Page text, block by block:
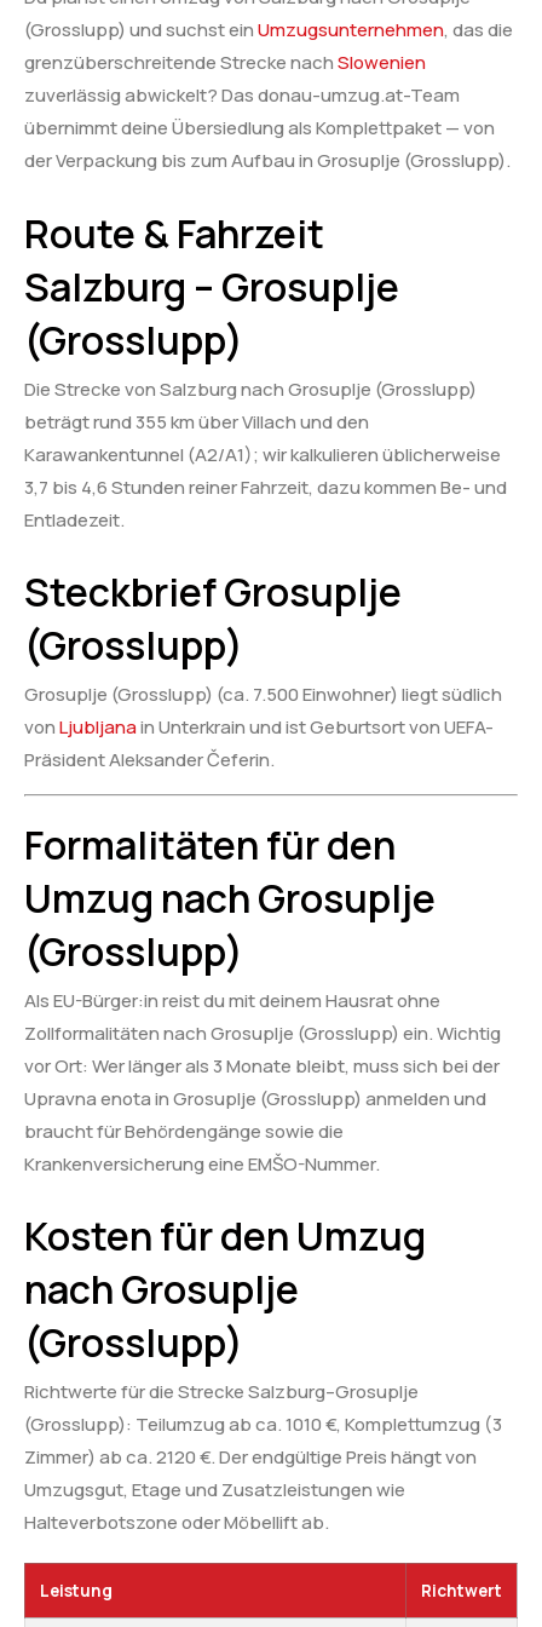
(Grosslupp) und suchst einUmzugsunternehmen, das die
grenzüberschreitende Strecke nachSlowenien
zuverlässig abwickelt? Das donau-umzug.at-Team
übernimmt deine Übersiedlung als Komplettpaket — von
der Verpackung bis zum Aufbau in Grosuplje (Grosslupp).
Route & Fahrzeit
Salzburg – Grosuplje
(Grosslupp)
Die Strecke von Salzburg nach Grosuplje (Grosslupp)
beträgt rund 355 km über Villach und den
Karawankentunnel (A2/A1); wir kalkulieren üblicherweise
3,7 bis 4,6 Stunden reiner Fahrzeit, dazu kommen Be- und
Entladezeit.
Steckbrief Grosuplje
(Grosslupp)
Grosuplje (Grosslupp) (ca. 7.500 Einwohner) liegt südlich
vonLjubljanain Unterkrain und ist Geburtsort von UEFA-
Präsident Aleksander Čeferin.
Formalitäten für den
Umzug nach Grosuplje
(Grosslupp)
Als EU-Bürger:in reist du mit deinem Hausrat ohne
Zollformalitäten nach Grosuplje (Grosslupp) ein. Wichtig
vor Ort: Wer länger als 3 Monate bleibt, muss sich bei der
Upravna enota in Grosuplje (Grosslupp) anmelden und
braucht für Behördengänge sowie die
Krankenversicherung eine EMŠO-Nummer.
Kosten für den Umzug
nach Grosuplje
(Grosslupp)
Richtwerte für die Strecke Salzburg–Grosuplje
(Grosslupp): Teilumzug ab ca. 1010 €, Komplettumzug (3
Zimmer) ab ca. 2120 €. Der endgültige Preis hängt von
Umzugsgut, Etage und Zusatzleistungen wie
Halteverbotszone oder Möbellift ab.
Leistung Richtwert